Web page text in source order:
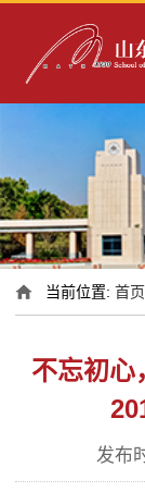
当前位置:首页
不忘初心
发布